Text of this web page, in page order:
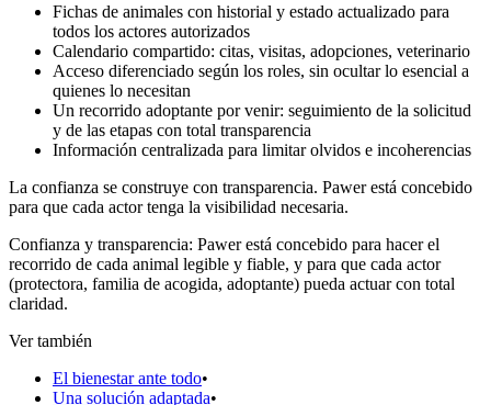
Fichas de animales con historial y estado actualizado para
todos los actores autorizados
Calendario compartido: citas, visitas, adopciones, veterinario
Acceso diferenciado según los roles, sin ocultar lo esencial a
quienes lo necesitan
Un recorrido adoptante por venir: seguimiento de la solicitud
y de las etapas con total transparencia
Información centralizada para limitar olvidos e incoherencias
La confianza se construye con transparencia. Pawer está concebido
para que cada actor tenga la visibilidad necesaria.
Confianza y transparencia: Pawer está concebido para hacer el
recorrido de cada animal legible y fiable, y para que cada actor
(protectora, familia de acogida, adoptante) pueda actuar con total
claridad.
Ver también
El bienestar ante todo•
Una solución adaptada•